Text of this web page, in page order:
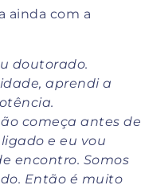
ainda com a
doutorado.
aprendi a
começa antes de
e eu vou
encontro. Somos
Então é muito